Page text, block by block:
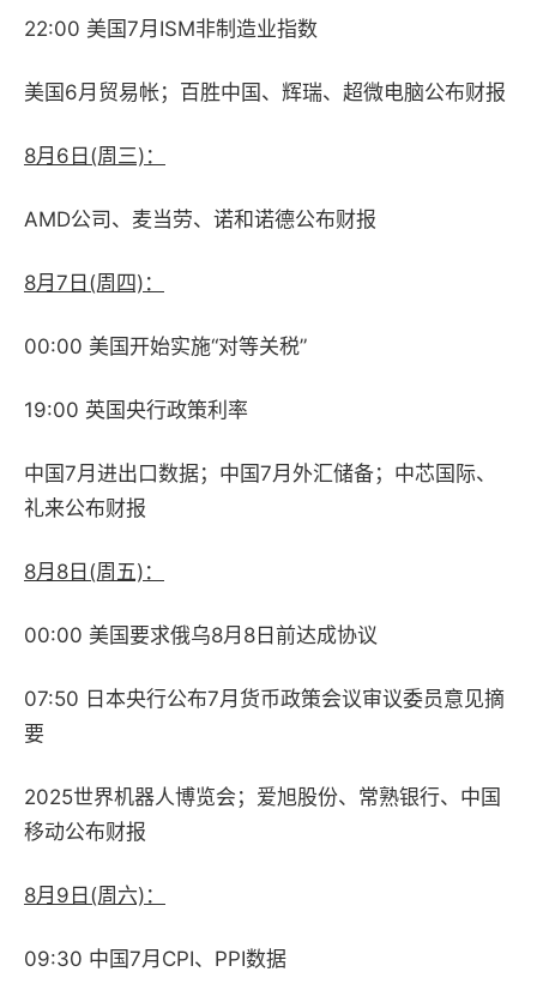
22:00 美国7月ISM非制造业指数
美国6月贸易帐；百胜中国、辉瑞、超微电脑公布财报
8月6日(周三)：
AMD公司、麦当劳、诺和诺德公布财报
8月7日(周四)：
00:00 美国开始实施“对等关税”
19:00 英国央行政策利率
中国7月进出口数据；中国7月外汇储备；中芯国际、
礼来公布财报
8月8日(周五)：
00:00 美国要求俄乌8月8日前达成协议
07:50 日本央行公布7月货币政策会议审议委员意见摘
要
2025世界机器人博览会；爱旭股份、常熟银行、中国
移动公布财报
8月9日(周六)：
09:30 中国7月CPI、PPI数据